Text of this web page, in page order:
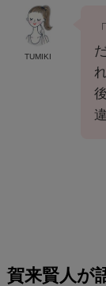
TUMIKI
賀来賢人が